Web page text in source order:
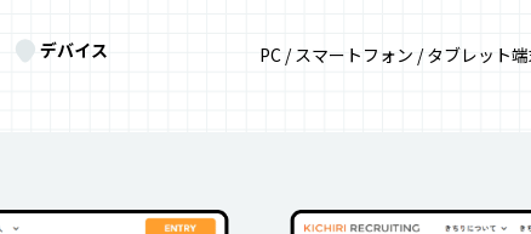
デバイス PC / スマートフォン / タブレット